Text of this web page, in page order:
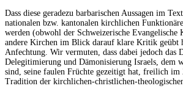
Dass diese geradezu barbarischen Aussagen im
nationalen bzw. kantonalen kirchlichen
werden (obwohl der Schweizerische Evangelische
andere Kirchen im Blick darauf klare Kritik geübt
Anfechtung. Wir vermuten, dass dabei jedoch das
Delegitimierung und Dämonisierung Israels, dem
sind, seine faulen Früchte gezeitigt hat, freilich im
Tradition der kirchlichen-christlichen-